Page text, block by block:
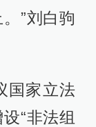
”刘白驹
国家立法
“非法组